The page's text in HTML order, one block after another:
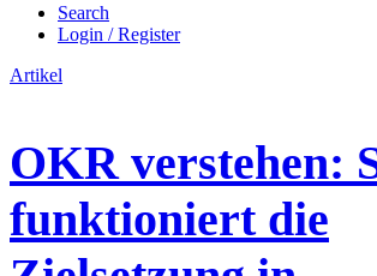
Search
Login / Register
Artikel
OKR verstehen:
funktioniert die